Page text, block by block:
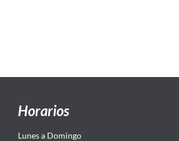
Horarios
Lunes a Domingo